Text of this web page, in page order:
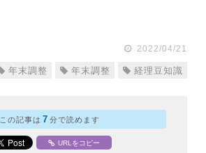
2022/04/21
年末調整 年末調整 経理豆知識
この記事は 7 分で読めます
URLをコピー